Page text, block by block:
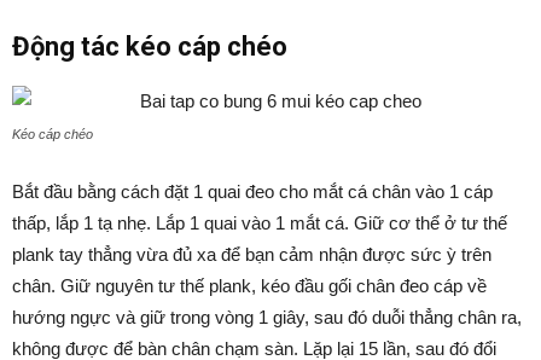
Động tác kéo cáp chéo
Kéo cáp chéo
Bắt đầu bằng cách đặt 1 quai đeo cho mắt cá chân vào 1 cáp
thấp, lắp 1 tạ nhẹ. Lắp 1 quai vào 1 mắt cá. Giữ cơ thể ở tư thế
plank tay thẳng vừa đủ xa để bạn cảm nhận được sức ỳ trên
chân. Giữ nguyên tư thế plank, kéo đầu gối chân đeo cáp về
hướng ngực và giữ trong vòng 1 giây, sau đó duỗi thẳng chân ra,
không được để bàn chân chạm sàn. Lặp lại 15 lần, sau đó đổi